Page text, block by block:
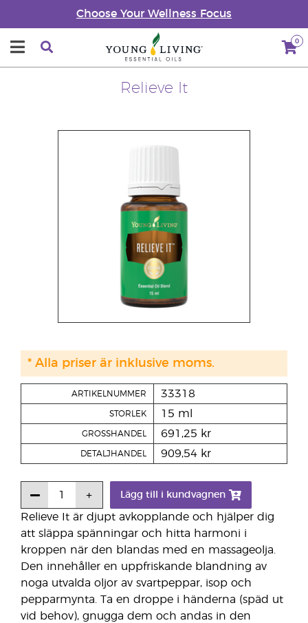
Choose Your Wellness Focus
0
Relieve It
Relieve It är djupt avkopplande och hjälper dig
att släppa spänningar och hitta harmoni i
kroppen när den blandas med en massageolja.
Den innehåller en uppfriskande blandning av
noga utvalda oljor av svartpeppar, isop och
pepparmynta. Ta en droppe i händerna (späd ut
vid behov), gnugga dem och andas in den
ARTIKELNUMMER 33318
STORLEK 15 ml
GROSSHANDEL 691,25 kr
DETALJHANDEL 909,54 kr
Lägg till i kundvagnen
* Alla priser är inklusive moms.